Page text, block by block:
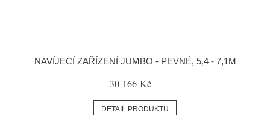
NAVÍJECÍ ZAŘÍZENÍ JUMBO - PEVNÉ, 5,4 - 7,1M
30 166 Kč
DETAIL PRODUKTU